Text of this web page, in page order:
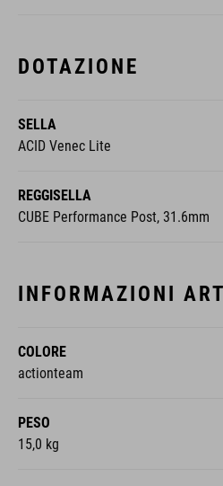
DOTAZIONE
SELLA
ACID Venec Lite
REGGISELLA
CUBE Performance Post, 31.6mm
INFORMAZIONI
COLORE
actionteam
PESO
15,0 kg